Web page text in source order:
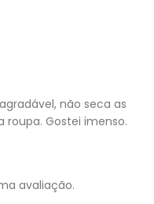
não seca as
Gostei imenso.
avaliação.